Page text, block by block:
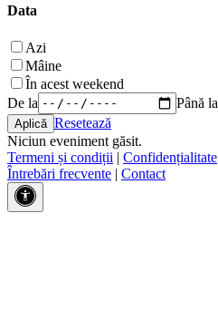
Data
Azi
Mâine
În acest weekend
De la
Până la
Resetează
Niciun eveniment găsit.
Termeni și condiții | Confidențialitate
Întrebări frecvente | Contact